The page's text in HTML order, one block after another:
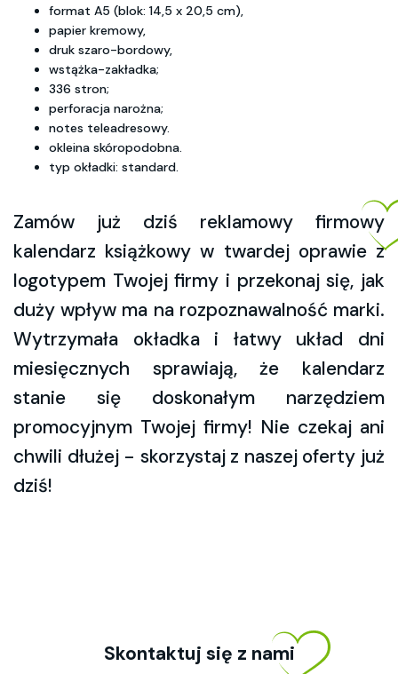
format A5 (blok: 14,5 x 20,5 cm),
papier kremowy,
druk szaro-bordowy,
wstążka-zakładka;
336 stron;
perforacja narożna;
notes teleadresowy.
okleina skóropodobna.
typ okładki: standard.
Zamów już dziś reklamowy firmowy
kalendarz książkowy w twardej oprawie z
logotypem Twojej firmy i przekonaj się, jak
duży wpływ ma na rozpoznawalność marki.
Wytrzymała okładka i łatwy układ dni
miesięcznych sprawiają, że kalendarz
stanie się doskonałym narzędziem
promocyjnym Twojej firmy! Nie czekaj ani
chwili dłużej - skorzystaj z naszej oferty już
dziś!
Skontaktuj się z nami